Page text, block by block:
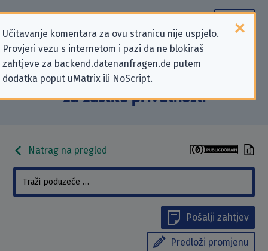
Učitavanje komentara za ovu stranicu nije uspjelo.
Provjeri vezu s internetom i pazi da ne blokiraš
zahtjeve za backend.datenanfragen.de putem
dodatka poput uMatrix ili NoScript.
Podaci kontakta „Kirchengemeinde
Allrode” koji se odnose na zahtjeve
za zaštitu privatnosti
Natrag na pregled
Pošalji zahtjev
Predloži promjenu